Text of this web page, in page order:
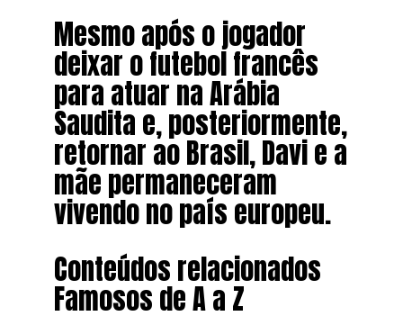
Mesmo após o jogador
deixar o futebol francês
para atuar na Arábia
Saudita e, posteriormente,
retornar ao Brasil, Davi e a
mãe permaneceram
vivendo no país europeu.
Conteúdos relacionados
Famosos de A a Z